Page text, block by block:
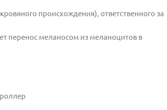
происхождения), ответственного за
перенос меланосом из меланоцитов в